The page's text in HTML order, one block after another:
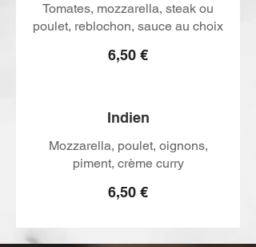
Tomates, mozzarella, steak ou
poulet, reblochon, sauce au choix
6,50 €
Indien
Mozzarella, poulet, oignons,
piment, crème curry
6,50 €